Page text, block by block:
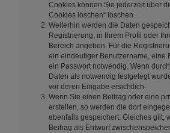
Cookies können Sie jederzeit über
Cookies löschen“ löschen.
Weiterhin werden die Daten
Registrierung, in Ihrem Profil oder
Bereich angeben. Für die
ein eindeutiger Benutzername, eine
ein Passwort notwendig. Wenn
Daten als notwendig festgelegt
vor deren Eingabe ersichtlich.
Wenn Sie einen Beitrag oder eine
erstellen, so werden die dort
ebenfalls gespeichert. Gleiches gilt,
Beitrag als Entwurf